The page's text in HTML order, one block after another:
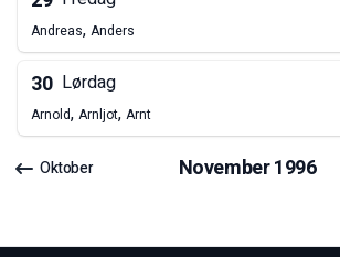
Andreas, Anders
30 Lørdag
Arnold, Arnljot, Arnt
Oktober November1996